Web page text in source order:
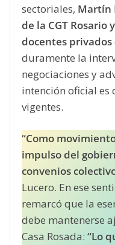
sectoriales, Martín
de la CGT
docentes privados
duramente la
negociaciones y
intención oficial es
vigentes.
“Como
impulso del
convenios
Lucero. En ese
remarcó que la
debe mantenerse
Casa Rosada: “Lo